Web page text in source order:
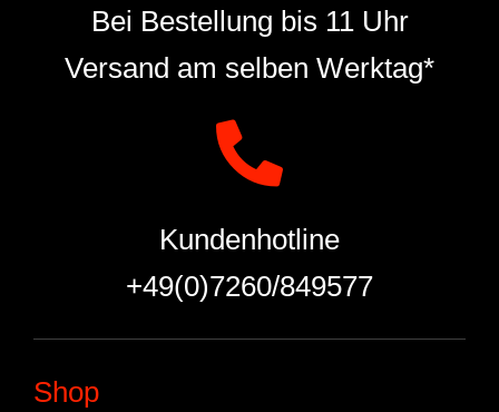
Bei Bestellung bis 11 Uhr
Versand am selben Werktag*
Kundenhotline
+49(0)7260/849577
Shop